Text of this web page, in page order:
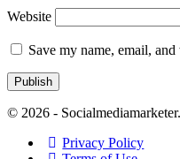
Website
Save my name, email,
© 2026 -
Privacy Policy